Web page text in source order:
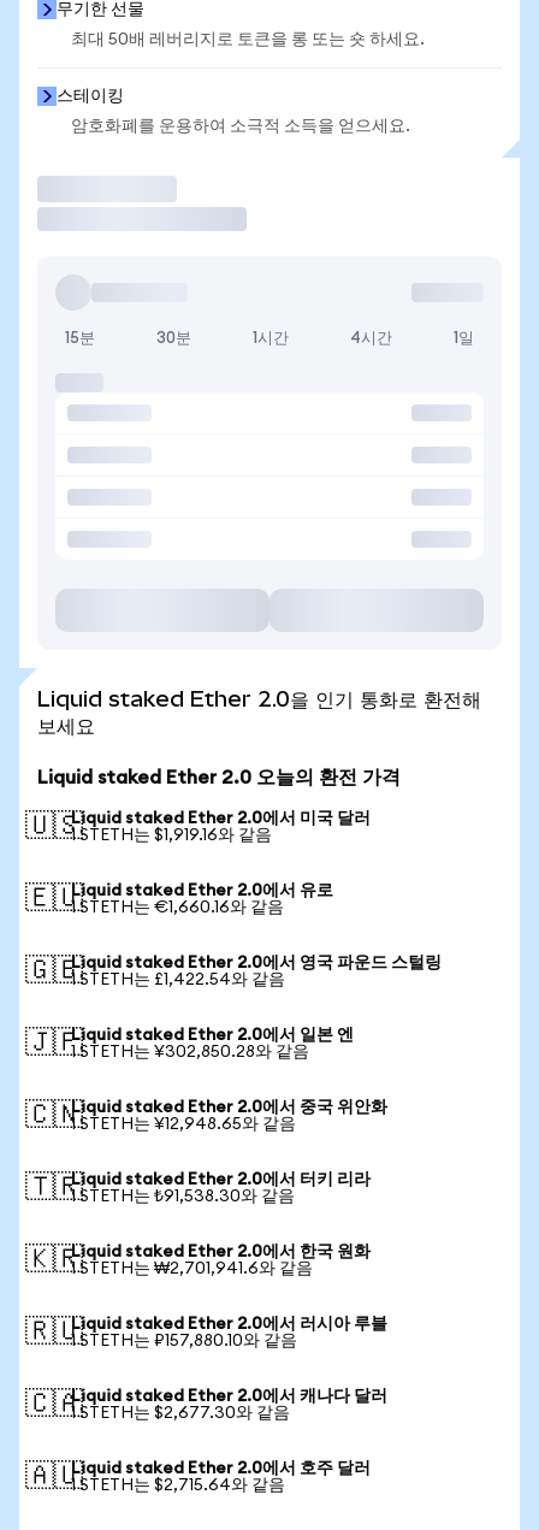
무기한 선물
최대 50배 레버리지로 토큰을 롱 또는 숏 하세요.
스테이킹
암호화폐를 운용하여 소극적 소득을 얻으세요.
15분 30분 1시간 4시간 1일
Liquid staked Ether 2.0을 인기 통화로 환전해
보세요
Liquid staked Ether 2.0 오늘의 환전 가격
🇺🇸Liquid staked Ether 2.0에서 미국 달러
1 STETH는 $1,919.16와 같음
🇪🇺Liquid staked Ether 2.0에서 유로
1 STETH는 €1,660.16와 같음
🇬🇧Liquid staked Ether 2.0에서 영국 파운드 스털링
1 STETH는 £1,422.54와 같음
🇯🇵Liquid staked Ether 2.0에서 일본 엔
1 STETH는 ¥302,850.28와 같음
🇨🇳Liquid staked Ether 2.0에서 중국 위안화
1 STETH는 ¥12,948.65와 같음
🇹🇷Liquid staked Ether 2.0에서 터키 리라
1 STETH는 ₺91,538.30와 같음
🇰🇷Liquid staked Ether 2.0에서 한국 원화
1 STETH는 ₩2,701,941.6와 같음
🇷🇺Liquid staked Ether 2.0에서 러시아 루블
1 STETH는 ₽157,880.10와 같음
🇨🇦Liquid staked Ether 2.0에서 캐나다 달러
1 STETH는 $2,677.30와 같음
🇦🇺Liquid staked Ether 2.0에서 호주 달러
1 STETH는 $2,715.64와 같음